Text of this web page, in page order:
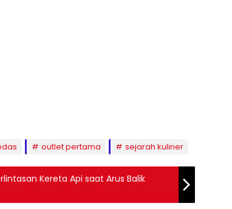
outlet pertama sejarah kuliner
Kereta Api saat Arus Balik